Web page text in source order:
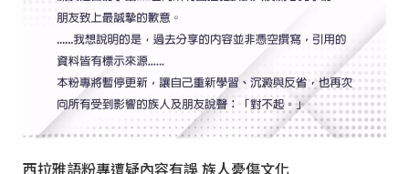
西拉雅語粉專遭疑內容有誤 族人憂傷文化